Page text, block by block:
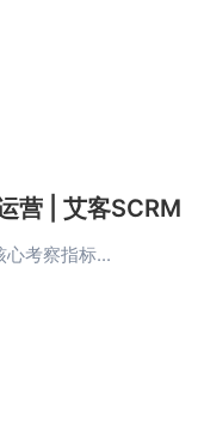
营 | 艾客SCRM
心考察指标...